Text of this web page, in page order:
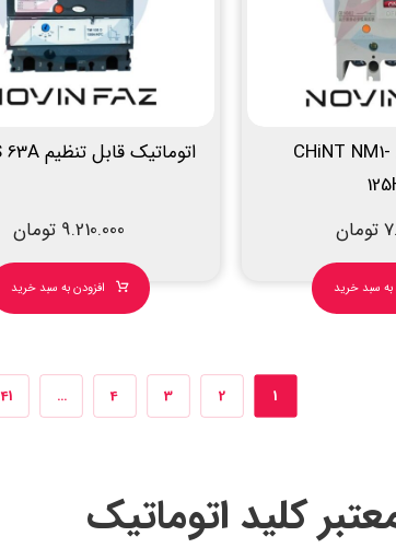
اتوماتیک فیکس CHiNT NM1-
تومان
به سبد خرید
اتوماتیک قابل تنظیم ISBS 63A
9.210.000 تومان
افزودن به سبد خرید
1
2
3
4
…
41
کلید اتوماتیک